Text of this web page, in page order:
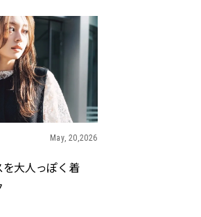
May, 20,2026
大人っぽく着
事情】アンテプリマ、プラダetc.